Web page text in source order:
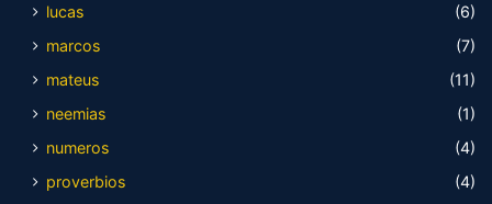
lucas
(6)
marcos
(7)
mateus
(11)
neemias
(1)
numeros
(4)
proverbios
(4)